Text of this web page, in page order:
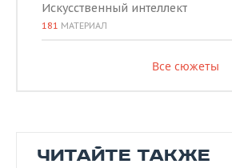
Искусственный интеллект
181 МАТЕРИАЛ
Все сюжеты
ЧИТАЙТЕ ТАКЖЕ